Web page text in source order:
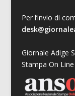
Per l’invio di
Giornale Adige
Stampa On Line